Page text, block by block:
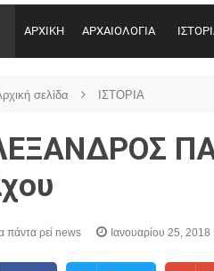
ΑΡΧΙΚΗ ΑΡΧΑΙΟΛΟΓΙΑ
σελίδα ΙΣΤΟΡΙΑ
πάντα ρεί news Ιανουαρίου 25, 2018